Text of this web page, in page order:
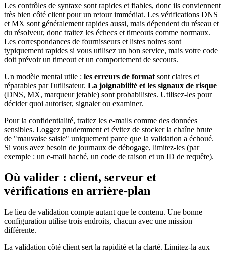
Les contrôles de syntaxe sont rapides et fiables, donc ils conviennent
très bien côté client pour un retour immédiat. Les vérifications DNS
et MX sont généralement rapides aussi, mais dépendent du réseau et
du résolveur, donc traitez les échecs et timeouts comme normaux.
Les correspondances de fournisseurs et listes noires sont
typiquement rapides si vous utilisez un bon service, mais votre code
doit prévoir un timeout et un comportement de secours.
Un modèle mental utile : les erreurs de format sont claires et
réparables par l'utilisateur. La joignabilité et les signaux de risque
(DNS, MX, marqueur jetable) sont probabilistes. Utilisez‑les pour
décider quoi autoriser, signaler ou examiner.
Pour la confidentialité, traitez les e‑mails comme des données
sensibles. Loggez prudemment et évitez de stocker la chaîne brute
de "mauvaise saisie" uniquement parce que la validation a échoué.
Si vous avez besoin de journaux de débogage, limitez‑les (par
exemple : un e‑mail haché, un code de raison et un ID de requête).
Où valider : client, serveur et
vérifications en arrière‑plan
Le lieu de validation compte autant que le contenu. Une bonne
configuration utilise trois endroits, chacun avec une mission
différente.
La validation côté client sert la rapidité et la clarté. Limitez‑la aux